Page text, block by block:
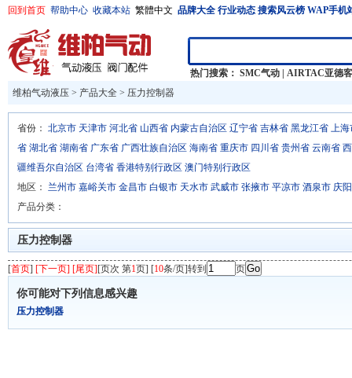
回到首页 帮助中心 收藏本站 繁體中文 品牌大全 行业动态 搜索风云榜 WAP手机
热门搜索： SMC气动
AIRTAC亚德客
维柏气动液压 > 产品大全 > 压力控制器
省份： 北京市 天津市 河北省 山西省 内蒙古自治区 辽宁省 吉林省 黑龙江省 上海
省 湖北省 湖南省 广东省 广西壮族自治区 海南省 重庆市 四川省 贵州省 云南省
疆维吾尔自治区 台湾省 香港特别行政区 澳门特别行政区
地区： 兰州市 嘉峪关市 金昌市 白银市 天水市 武威市 张掖市 平凉市 酒泉市 庆
产品分类：
压力控制器
[首页] [下一页] [尾页][页次 第1页] [10条/页]转到 页
你可能对下列信息感兴趣
压力控制器